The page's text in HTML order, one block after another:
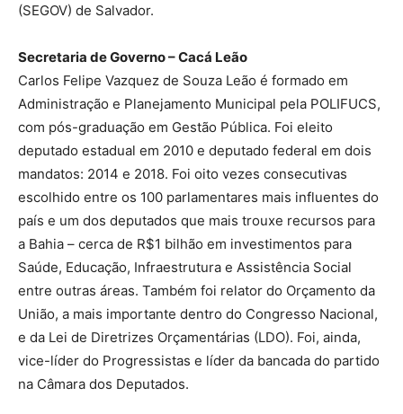
(SEGOV) de Salvador.
Secretaria de Governo – Cacá Leão
Carlos Felipe Vazquez de Souza Leão é formado em
Administração e Planejamento Municipal pela POLIFUCS,
com pós-graduação em Gestão Pública. Foi eleito
deputado estadual em 2010 e deputado federal em dois
mandatos: 2014 e 2018. Foi oito vezes consecutivas
escolhido entre os 100 parlamentares mais influentes do
país e um dos deputados que mais trouxe recursos para
a Bahia – cerca de R$1 bilhão em investimentos para
Saúde, Educação, Infraestrutura e Assistência Social
entre outras áreas. Também foi relator do Orçamento da
União, a mais importante dentro do Congresso Nacional,
e da Lei de Diretrizes Orçamentárias (LDO). Foi, ainda,
vice-líder do Progressistas e líder da bancada do partido
na Câmara dos Deputados.